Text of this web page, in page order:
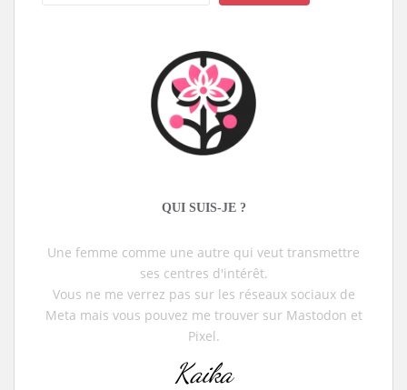
QUI SUIS-JE ?
Une femme comme une autre qui veut transmettre
ses centres d'intérêt.
Vous ne me verrez pas sur les réseaux sociaux de
Meta mais vous pouvez me trouver sur Mastodon et
Pixel.
Kaika